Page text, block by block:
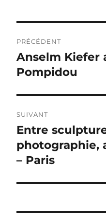
de
l’article
PRÉCÉDENT
Publication
précédente :
Anselm Kiefer
Pompidou
SUIVANT
Publication
suivante :
Entre
photographie,
– Paris